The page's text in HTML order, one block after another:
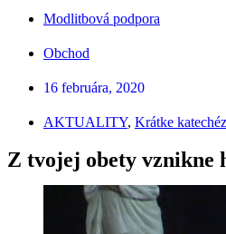
Modlitbová podpora
Obchod
16 februára, 2020
AKTUALITY, Krátke
Z tvojej obety vznikne